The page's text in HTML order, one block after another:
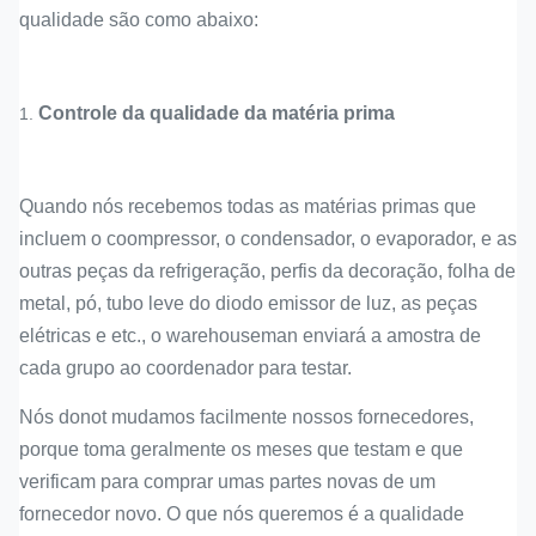
qualidade são como abaixo:
1. Controle da qualidade da matéria prima
Quando nós recebemos todas as matérias primas que
incluem o coompressor, o condensador, o evaporador, e as
outras peças da refrigeração, perfis da decoração, folha de
metal, pó, tubo leve do diodo emissor de luz, as peças
elétricas e etc., o warehouseman enviará a amostra de
cada grupo ao coordenador para testar.
Nós donot mudamos facilmente nossos fornecedores,
porque toma geralmente os meses que testam e que
verificam para comprar umas partes novas de um
fornecedor novo. O que nós queremos é a qualidade